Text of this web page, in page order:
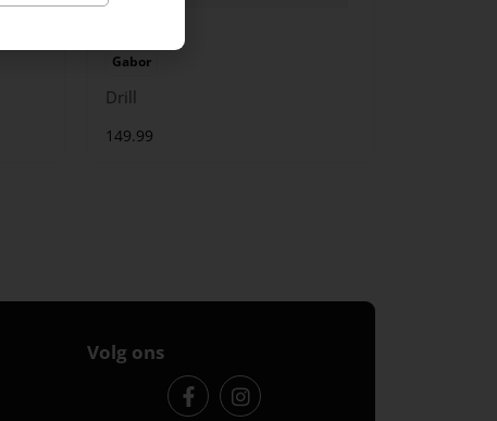
Gabor
Drill
149.99
Volg ons